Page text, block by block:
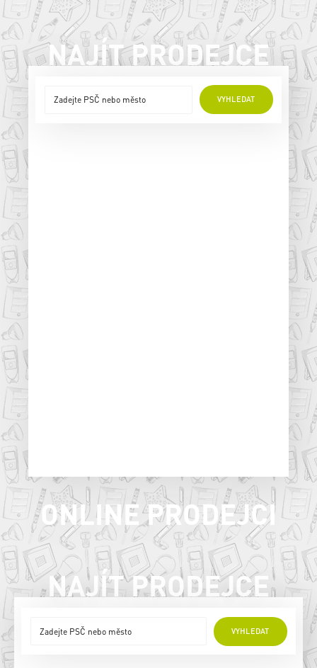
NAJÍT PRODEJCE
VYHLEDAT
ONLINE PRODEJCI
NAJÍT PRODEJCE
VYHLEDAT